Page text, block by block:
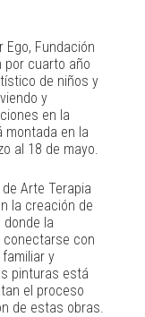
Ego, Fundación
por cuarto año
de niños y
y
en la
montada en la
al 18 de mayo.
Arte Terapia
la creación de
la
con
y
pinturas está
el proceso
de estas obras.